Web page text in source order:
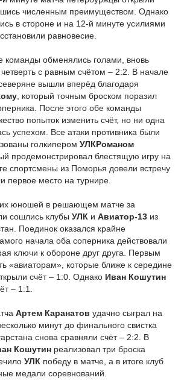
численным преимуществом. Однако
в стороне и на 12-й минуте усилиями
равновесие.
команды обменялись голами, вновь
с равным счётом – 2:2. В начале
вышли вперёд благодаря
, который точным броском поразил
После этого обе команды
попыток изменить счёт, но ни одна
успехом. Все атаки противника были
голкипером УЛКРоманом
продемонстрировал блестящую игру на
спортсмены из Поморья довели встречу
первое место на турнире.
юношей в решающем матче за
сошлись клубы УЛК и Авиатор-13 из
Поединок оказался крайне
начала оба соперника действовали
ключи к обороне друг друга. Первым
«авиаторам», которые ближе к середине
счёт – 1:0. Однако Иван Кошутин
– 1:1.
Артем Каранатов удачно сыграл на
минут до финального свистка
снова сравняли счёт – 2:2. В
Кошутин реализовал три броска
УЛК победу в матче, а в итоге клуб
медали соревнований.